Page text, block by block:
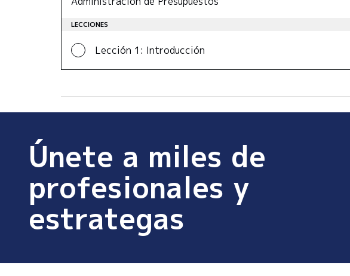
LECCIONES
Lección 1: Introducción
Únete a miles de
profesionales y
estrategas